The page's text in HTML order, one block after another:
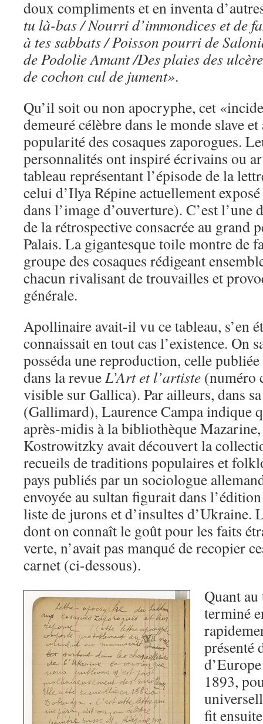
doux compliments et en inventa
tu là-bas / Nourri d’immondices et de
à tes sabbats / Poisson pourri de
de Podolie Amant /Des plaies des
de cochon cul de jument».
Qu’il soit ou non apocryphe, cet
demeuré célèbre dans le monde slave
popularité des cosaques zaporogues.
personnalités ont inspiré écrivains ou
tableau représentant l’épisode de la
celui d’Ilya Répine actuellement
dans l’image d’ouverture). C’est l’une
de la rétrospective consacrée au grand
Palais. La gigantesque toile montre de
groupe des cosaques rédigeant
chacun rivalisant de trouvailles et
générale.
Apollinaire avait-il vu ce tableau, s’en
connaissait en tout cas l’existence. On
posséda une reproduction, celle
dans la revueL’Art et l’artiste (numéro
visible sur Gallica). Par ailleurs, dans
(Gallimard), Laurence Campa indique
après-midis à la bibliothèque
Kostrowitzky avait découvert la
recueils de traditions populaires et
pays publiés par un sociologue
envoyée au sultan figurait dans
liste de jurons et d’insultes
dont on connaît le goût pour les faits
verte, n’avait pas manqué de recopier
carnet (ci-dessous).
Quant au
terminé
présenté
1893,
fit